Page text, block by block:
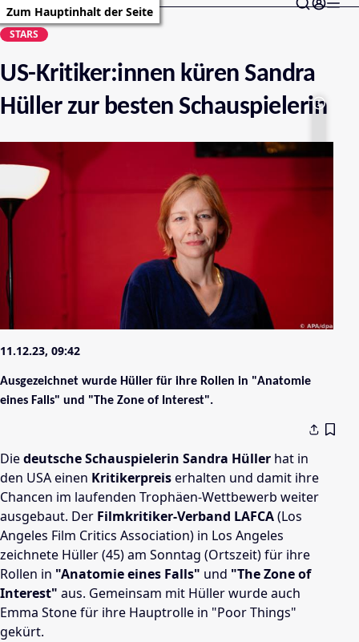
Zum Hauptinhalt der Seite
STARS
US-Kritiker:innen küren Sandra
Hüller zur besten Schauspielerin
11.12.23, 09:42
Ausgezeichnet wurde Hüller für ihre Rollen in "Anatomie
eines Falls" und "The Zone of Interest".
Diedeutsche Schauspielerin Sandra Hüller hat in
den USA einen Kritikerpreiserhalten und damit ihre
Chancen im laufenden Trophäen-Wettbewerb weiter
ausgebaut. Der Filmkritiker-Verband LAFCA(Los
Angeles Film Critics Association) in Los Angeles
zeichnete Hüller (45) am Sonntag (Ortszeit) für ihre
Rollen in "Anatomie eines Falls" und "The Zone of
Interest" aus. Gemeinsam mit Hüller wurde auch
Emma Stone für ihre Hauptrolle in "Poor Things"
gekürt.